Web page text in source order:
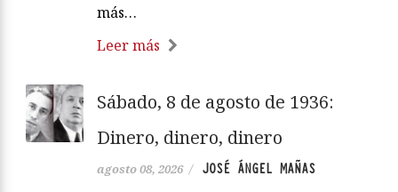
más…
Leer más
Sábado, 8 de agosto de 1936:
Dinero, dinero, dinero
agosto 08, 2026 / JOSÉ ÁNGEL MAÑAS